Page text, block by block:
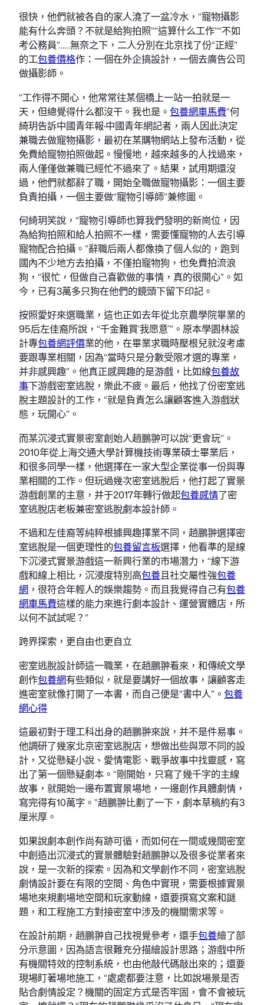
很快，他們就被各自的家人澆了一盆冷水，“寵物攝影
能有什么奔頭？不就是給狗拍照”“這算什么工作”“不如
考公務員”……無奈之下，二人分別在北京找了份“正經”
的工包養價格作：一個在外企搞設計，一個去廣告公司
做攝影師。
“工作得不開心，他常常往某個橋上一站一拍就是一
天，但總覺得什么都沒干。我也是。 包養網車馬費”何
綺玥告訴中國青年報·中國青年網記者，兩人因此決定
兼職去做寵物攝影，最初在某購物網站上發布活動，從
免費給寵物拍照做起。慢慢地，越來越多的人找過來，
兩人僅僅做兼職已經忙不過來了。結果，試用期還沒
過，他們就都辭了職，開始全職做寵物攝影：一個主要
負責拍攝，一個主要做“寵物引導師”兼修圖。
何綺玥笑說，“寵物引導師也算我們發明的新崗位，因
為給狗拍照和給人拍照不一樣，需要懂寵物的人去引導
寵物配合拍攝。”辭職后兩人都像換了個人似的，跑到
國內不少地方去拍攝，不僅拍寵物狗，也免費拍流浪
狗，“很忙，但做自己喜歡做的事情，真的很開心”。如
今，已有3萬多只狗在他們的鏡頭下留下印記。
按照愛好來選職業，這也正如去年從北京農學院畢業的
95后左佳裔所說，“千金難買‘我愿意’”。原本學園林設
計專包養網評價業的他，在畢業求職時壓根兒就沒考慮
要跟專業相關，因為“當時只是分數受限才選的專業，
并非感興趣”。他真正感興趣的是游戲，比如線包養故
事下游戲密室逃脫，樂此不疲。最后，他找了份密室逃
脫主題設計的工作，“就是負責怎么讓顧客進入游戲狀
態，玩開心”。
而某沉浸式實景密室創始人趙鵬翀可以說“更會玩”。
2010年從上海交通大學計算機技術專業碩士畢業后，
和很多同學一樣，他選擇在一家大型企業從事一份與專
業相關的工作。但玩過幾次密室逃脫后，他打起了實景
游戲創業的主意，并于2017年轉行做起包養感情了密
室逃脫店老板兼密室逃脫劇本設計師。
不過和左佳裔等純粹根據興趣擇業不同，趙鵬翀選擇密
室逃脫是一個更理性的包養留言板選擇，他看準的是線
下沉浸式實景游戲這一新興行業的市場潛力，“線下游
戲和線上相比，沉浸度特別高包養且社交屬性強包養
網 ，很符合年輕人的娛樂趨勢。而且我覺得自己有包養
網車馬費這樣的能力來進行劇本設計、運營實體店，所
以何不試試呢？”
跨界探索，更自由也更自立
密室逃脫設計師這一職業，在趙鵬翀看來，和傳統文學
創作包養網有些類似，就是要講好一個故事，讓顧客走
進密室就像打開了一本書，而自己便是“書中人”。 包養
網心得
這最初對于理工科出身的趙鵬翀來說，并不是件易事。
他調研了幾家北京密室逃脫店，想做出些與眾不同的設
計，又從懸疑小說、愛情電影、戰爭故事中找靈感，寫
出了第一個懸疑劇本。“剛開始，只寫了幾千字的主線
故事，就開始一邊布置實景場地，一邊創作具體劇情，
寫完得有10萬字。”趙鵬翀比劃了一下，劇本草稿約有3
厘米厚。
如果說劇本創作尚有跡可循，而如何在一間或幾間密室
中創造出沉浸式的實景體驗對趙鵬翀以及很多從業者來
說，是一次新的探索。因為和文學創作不同，密室逃脫
劇情設計要在有限的空間、角色中實現，需要根據實景
場地來規劃場地空間和玩家動線，還要撰寫文案和謎
題，和工程施工方對接密室中涉及的機關需求等。
在設計前期，趙鵬翀自己找視覺參考，還手包養繪了部
分示意圖，因為語言很難充分描繪設計思路；游戲中所
有機關特效的控制系統，也由他敲代碼敲出來的；還要
現場盯著場地施工，“處處都要注意，比如說場景是否
貼合劇情設定？機關的固定方式是否牢固，會不會被玩